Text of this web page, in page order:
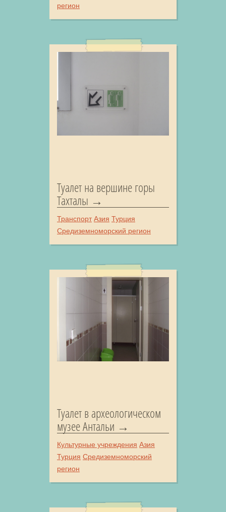
регион
Туалет на вершине горы
Тахталы
Транспорт Азия Турция
Средиземноморский регион
Туалет в археологическом
музее Антальи
Культурные учреждения Азия
Турция Средиземноморский
регион